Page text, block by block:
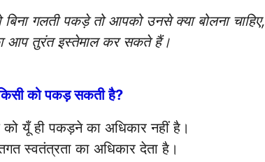
गलती पकड़े तो आपको उनसे क्या बोलना चाहिए,
आप तुरंत इस्तेमाल कर सकते हैं।
को पकड़ सकती है?
को यूँ ही पकड़ने का अधिकार नहीं है।
स्वतंत्रता का अधिकार देता है।